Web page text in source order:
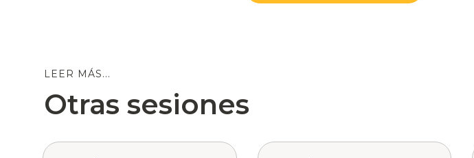
LEER MÁS...
Otras sesiones